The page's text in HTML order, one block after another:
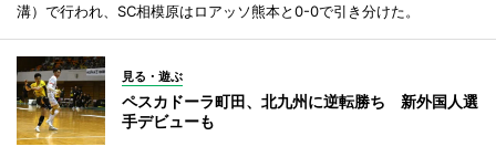
溝）で行われ、SC相模原はロアッソ熊本と0-0で引き分けた。
見る・遊ぶ
ペスカドーラ町田、北九州に逆転勝ち 新外国人選
手デビューも